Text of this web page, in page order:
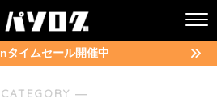
タイムセール開催中
―